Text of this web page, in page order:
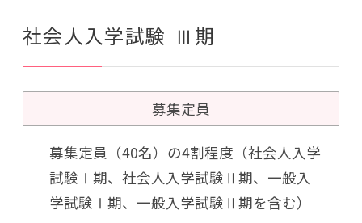
社会人入学試験 Ⅲ期
募集定員
募集定員（40名）の4割程度（社会人入学
試験Ⅰ期、社会人入学試験Ⅱ期、一般入
学試験Ⅰ期、一般入学試験Ⅱ期を含む）